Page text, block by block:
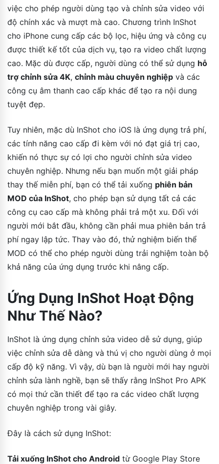
việc cho phép người dùng tạo và chỉnh sửa video với
độ chính xác và mượt mà cao. Chương trình InShot
cho iPhone cung cấp các bộ lọc, hiệu ứng và công cụ
được thiết kế tốt của dịch vụ, tạo ra video chất lượng
cao. Mặc dù được cấp, người dùng có thể sử dụng hỗ
trợ chỉnh sửa 4K, chỉnh màu chuyên nghiệp và các
công cụ âm thanh cao cấp khác để tạo ra nội dung
tuyệt đẹp.
Tuy nhiên, mặc dù InShot cho iOS là ứng dụng trả phí,
các tính năng cao cấp đi kèm với nó đạt giá trị cao,
khiến nó thực sự có lợi cho người chỉnh sửa video
chuyên nghiệp. Nhưng nếu bạn muốn một giải pháp
thay thế miễn phí, bạn có thể tải xuống phiên bản
MOD của InShot, cho phép bạn sử dụng tất cả các
công cụ cao cấp mà không phải trả một xu. Đối với
người mới bắt đầu, không cần phải mua phiên bản trả
phí ngay lập tức. Thay vào đó, thử nghiệm biến thể
MOD có thể cho phép người dùng trải nghiệm toàn bộ
khả năng của ứng dụng trước khi nâng cấp.
Ứng Dụng InShot Hoạt Động
Như Thế Nào?
InShot là ứng dụng chỉnh sửa video dễ sử dụng, giúp
việc chỉnh sửa dễ dàng và thú vị cho người dùng ở mọi
cấp độ kỹ năng. Vì vậy, dù bạn là người mới hay người
chỉnh sửa lành nghề, bạn sẽ thấy rằng InShot Pro APK
có mọi thứ cần thiết để tạo ra các video chất lượng
chuyên nghiệp trong vài giây.
Đây là cách sử dụng InShot:
Tải xuống InShot cho Android từ Google Play Store